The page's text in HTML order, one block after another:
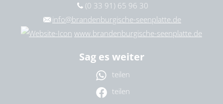
(0 33 91) 65 96 30
info@brandenburgische-seenplatte.de
www.brandenburgische-seenplatte.de
Sag es weiter
teilen
teilen